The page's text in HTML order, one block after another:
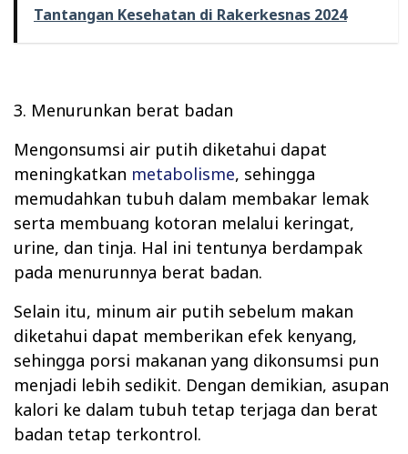
Tantangan Kesehatan di Rakerkesnas 2024
3. Menurunkan berat badan
Mengonsumsi air putih diketahui dapat
meningkatkan metabolisme, sehingga
memudahkan tubuh dalam membakar lemak
serta membuang kotoran melalui keringat,
urine, dan tinja. Hal ini tentunya berdampak
pada menurunnya berat badan.
Selain itu, minum air putih sebelum makan
diketahui dapat memberikan efek kenyang,
sehingga porsi makanan yang dikonsumsi pun
menjadi lebih sedikit. Dengan demikian, asupan
kalori ke dalam tubuh tetap terjaga dan berat
badan tetap terkontrol.